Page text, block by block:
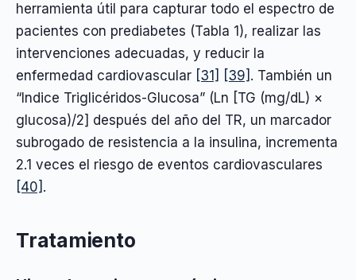
herramienta útil para capturar todo el espectro de
pacientes con prediabetes (Tabla 1), realizar las
intervenciones adecuadas, y reducir la
enfermedad cardiovascular [31] [39] . También un
“Indice Triglicéridos-Glucosa” (Ln [TG (mg/dL) ×
glucosa)/2] después del año del TR, un marcador
subrogado de resistencia a la insulina, incrementa
2.1 veces el riesgo de eventos cardiovasculares
[40] .
Tratamiento